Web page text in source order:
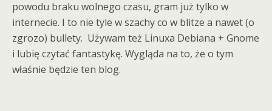
powodu braku wolnego czasu, gram już tylko w
internecie. I to nie tyle w szachy co w blitze a nawet (o
zgrozo) bullety. Używam też Linuxa Debiana + Gnome
i lubię czytać fantastykę. Wygląda na to, że o tym
właśnie będzie ten blog.